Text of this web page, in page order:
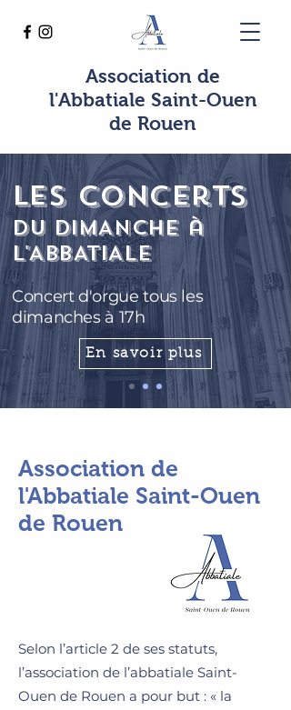
Association de
l'Abbatiale Saint-Ouen
de Rouen
les concerts
duDIMANCHE à
L'ABBATIALE
Concert d'orgue tous les
dimanches à 17h
En savoir plus
Association de
l'Abbatiale Saint-Ouen
de Rouen
Selon l’article 2 de ses statuts,
l’association de l’abbatiale Saint-
Ouen de Rouen a pour but : « la